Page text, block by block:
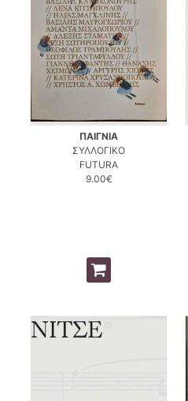
ΠΑΙΓΝΙΑ
ΣΥΛΛΟΓΙΚΟ
FUTURA
9.00€